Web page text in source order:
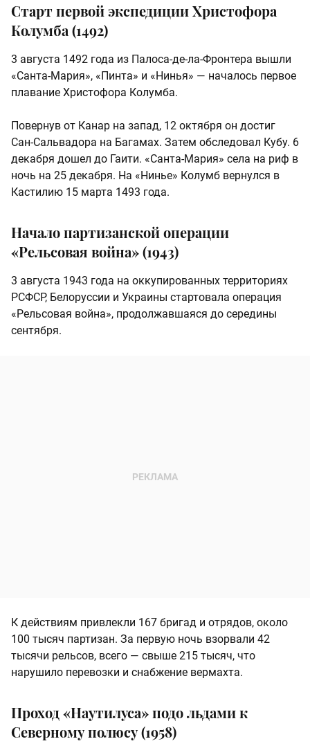
Старт первой экспедиции Христофора
Колумба (1492)
3 августа 1492 года из Палоса-де-ла-Фронтера вышли
«Санта-Мария», «Пинта» и «Нинья» — началось первое
плавание Христофора Колумба.
Повернув от Канар на запад, 12 октября он достиг
Сан-Сальвадора на Багамах. Затем обследовал Кубу. 6
декабря дошел до Гаити. «Санта-Мария» села на риф в
ночь на 25 декабря. На «Нинье» Колумб вернулся в
Кастилию 15 марта 1493 года.
Начало партизанской операции
«Рельсовая война» (1943)
3 августа 1943 года на оккупированных территориях
РСФСР, Белоруссии и Украины стартовала операция
«Рельсовая война», продолжавшаяся до середины
сентября.
К действиям привлекли 167 бригад и отрядов, около
100 тысяч партизан. За первую ночь взорвали 42
тысячи рельсов, всего — свыше 215 тысяч, что
нарушило перевозки и снабжение вермахта.
Проход «Наутилуса» подо льдами к
Северному полюсу (1958)